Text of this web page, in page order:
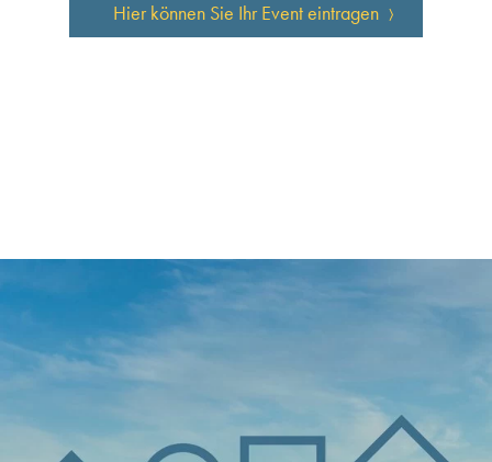
Hier können Sie Ihr Event eintragen